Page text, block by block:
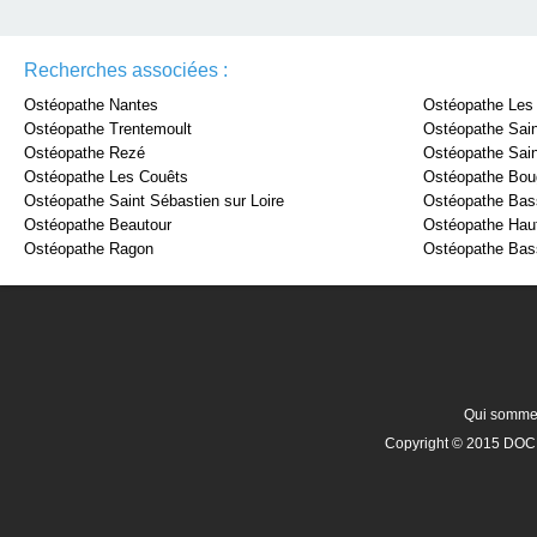
Recherches associées :
Ostéopathe Nantes
Ostéopathe Trentemoult
Ostéopathe Rezé
Ostéopathe Les Couêts
Ostéopathe Saint Sébastien sur Loire
Ostéopathe Beautour
Ostéopathe Ragon
Ostéopathe Les
Ostéopathe
Ostéopathe
Ostéopathe
Ostéopathe
Ostéopathe
Ostéopathe
Qui
Copyright © 2015